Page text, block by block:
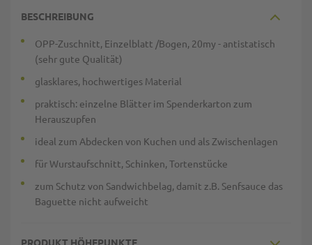
BESCHREIBUNG
OPP-Zuschnitt, Einzelblatt /Bogen, 20my - antistatisch
(sehr gute Qualität)
glasklares, hochwertiges Material
praktisch: einzelne Blätter im Spenderkarton zum
Herauszupfen
ideal zum Abdecken von Kuchen und als Zwischenlagen
für Wurstaufschnitt, Schinken, Tortenstücke
zum Schutz von Sandwichbelag, damit z.B. Senfsauce das
Baguette nicht aufweicht
PRODUKT HÖHEPUNKTE